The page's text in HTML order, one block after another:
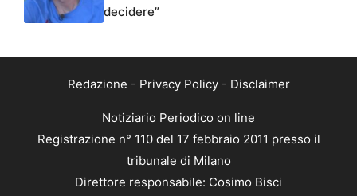
decidere”
Redazione - Privacy Policy- Disclaimer
Notiziario Periodico on line
Registrazione n° 110 del 17 febbraio 2011 presso il
tribunale di Milano
Direttore responsabile: Cosimo Bisci